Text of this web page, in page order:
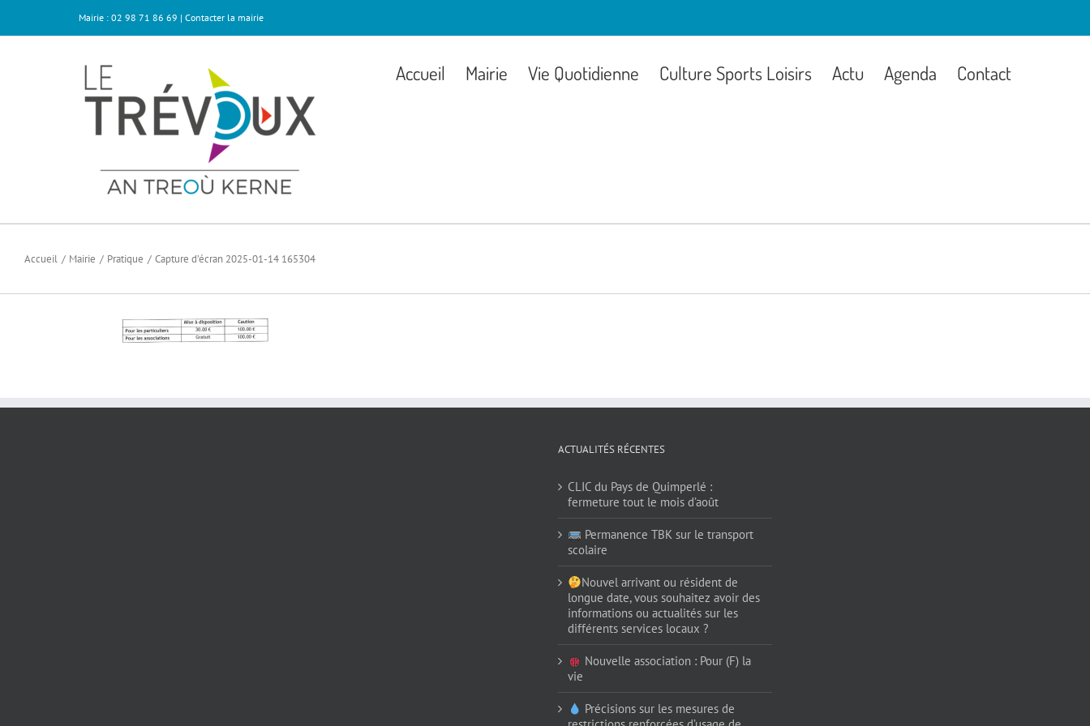
contenu
Mairie : 02 98 71 86 69 | Contacter la mairie
Accueil Mairie Vie Quotidienne Culture Sports Loisirs Actu Agenda Contact
Accueil Mairie Pratique Capture d’écran 2025-01-14 165304
ACTUALITÉS RÉCENTES
CLIC du Pays de Quimperlé :
fermeture tout le mois d’août
Permanence TBK sur le transport
scolaire
Nouvel arrivant ou résident de
longue date, vous souhaitez avoir des
informations ou actualités sur les
différents services locaux ?
Nouvelle association : Pour (F) la
vie
Précisions sur les mesures de